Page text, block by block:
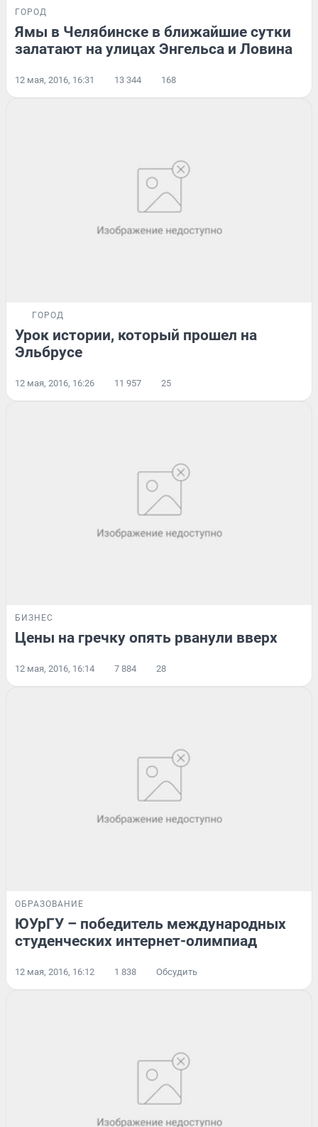
ГОРОД
Ямы в Челябинске в ближайшие сутки
залатают на улицах Энгельса и Ловина
12 мая, 2016, 16:31 13 344 168
ГОРОД
Урок истории, который прошел на
Эльбрусе
12 мая, 2016, 16:26 11 957 25
БИЗНЕС
Цены на гречку опять рванули вверх
12 мая, 2016, 16:14 7 884 28
ОБРАЗОВАНИЕ
ЮУрГУ – победитель международных
студенческих интернет-олимпиад
12 мая, 2016, 16:12 1 838 Обсудить